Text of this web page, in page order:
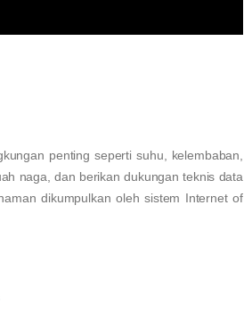
penting seperti suhu, kelembaban,
naga, dan berikan dukungan teknis data
dikumpulkan oleh sistem Internet of